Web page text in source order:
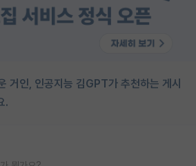
거인, 인공지능 김GPT가 추천하는 게시
.